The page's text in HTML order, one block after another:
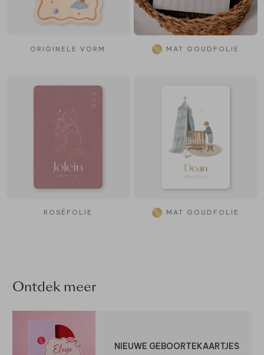
ORIGINELE VORM MAT GOUDFOLIE
ROSÉFOLIE MAT GOUDFOLIE
Ontdek meer
NIEUWE GEBOORTEKAARTJES